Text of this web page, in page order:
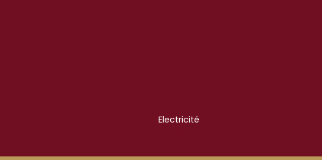
Electricité